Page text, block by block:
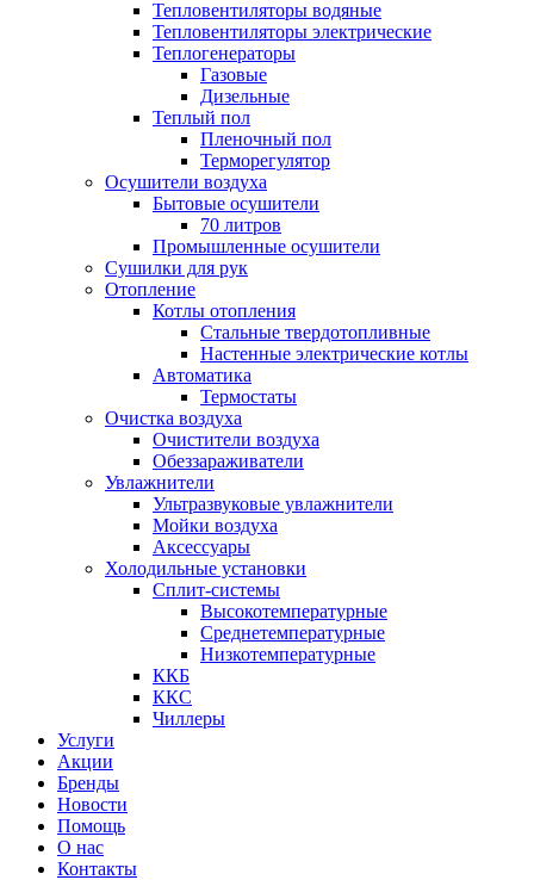
Тепловентиляторы водяные
Тепловентиляторы электрические
Теплогенераторы
Газовые
Дизельные
Теплый пол
Пленочный пол
Терморегулятор
Осушители воздуха
Бытовые осушители
70 литров
Промышленные осушители
Сушилки для рук
Отопление
Котлы отопления
Стальные твердотопливные
Настенные электрические котлы
Автоматика
Термостаты
Очистка воздуха
Очистители воздуха
Обеззараживатели
Увлажнители
Ультразвуковые увлажнители
Мойки воздуха
Аксессуары
Холодильные установки
Сплит-системы
Высокотемпературные
Среднетемпературные
Низкотемпературные
ККБ
ККС
Чиллеры
Услуги
Акции
Бренды
Новости
Помощь
О нас
Контакты